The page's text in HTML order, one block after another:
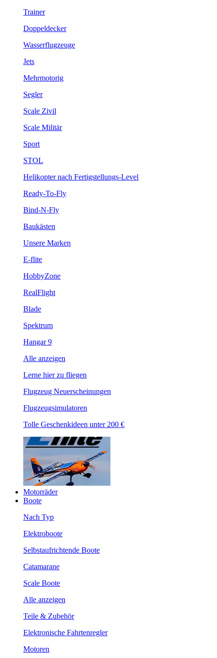
Trainer
Doppeldecker
Wasserflugzeuge
Jets
Mehrmotorig
Segler
Scale Zivil
Scale Militär
Sport
STOL
Helikopter nach Fertigstellungs-Level
Ready-To-Fly
Bind-N-Fly
Baukästen
Unsere Marken
E-flite
HobbyZone
RealFlight
Blade
Spektrum
Hangar 9
Alle anzeigen
Lerne hier zu fliegen
Flugzeug Neuerscheinungen
Flugzeugsimulatoren
Tolle Geschenkideen unter 200 €
Motorräder
Boote
Nach Typ
Elektroboote
Selbstaufrichtende Boote
Catamarane
Scale Boote
Alle anzeigen
Teile & Zubehör
Elektronische Fahrtenregler
Motoren